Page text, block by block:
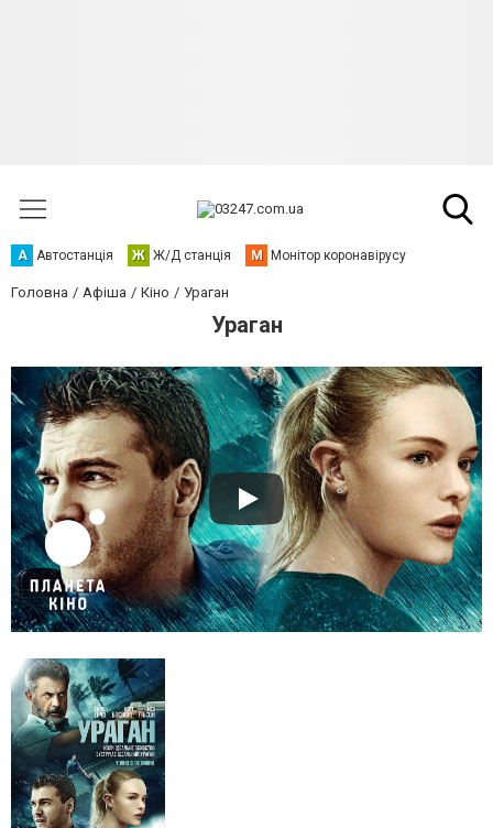
А Автостанція Ж Ж/Д станція М Монітор коронавірусу
Головна Афіша Кіно Ураган
Ураган